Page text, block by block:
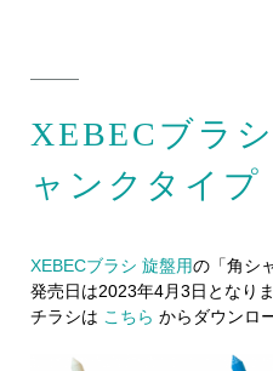
XEBECブラ
ャンクタイプ
XEBECブラシ 旋盤用の「角シ
発売日は2023年4月3日となりま
チラシは こちら からダウンロ